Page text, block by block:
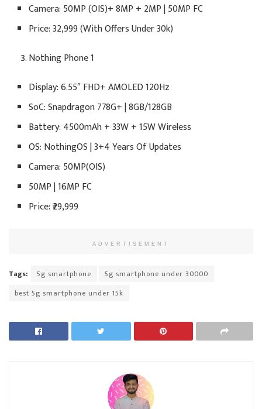
Camera: 50MP (OIS)+ 8MP + 2MP | 50MP FC
Price: 32,999 (With Offers Under 30k)
Nothing Phone 1
Display: 6.55″ FHD+ AMOLED 120Hz
SoC: Snapdragon 778G+ | 8GB/128GB
Battery: 4500mAh + 33W + 15W Wireless
OS: NothingOS | 3+4 Years Of Updates
Camera: 50MP(OIS)
50MP | 16MP FC
Price: ₹29,999
ADVERTISEMENT
Tags: 5g smartphone
5g smartphone under 30000
best 5g smartphone under 15k